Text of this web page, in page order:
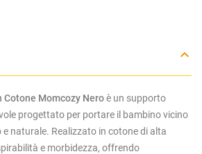
Cotone Momcozy Neroè un supporto
progettato per portare il bambino vicino
naturale. Realizzato in cotone di alta
e morbidezza, offrendo